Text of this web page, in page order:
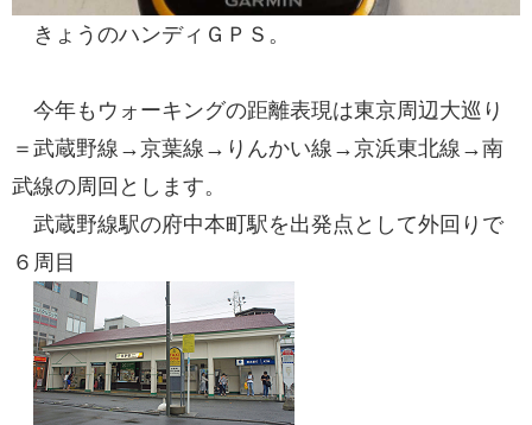
きょうのハンディＧＰＳ。
今年もウォーキングの距離表現は東京周辺大巡り
＝武蔵野線→京葉線→りんかい線→京浜東北線→南
武線の周回とします。
武蔵野線駅の府中本町駅を出発点として外回りで
６周目